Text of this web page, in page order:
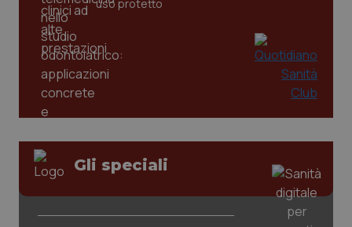
uso protetto
Gli speciali
tracking-enable
tracking-sites-ironfish-
session-id
www.quotidianosanita.it
.quotidianosanita.it